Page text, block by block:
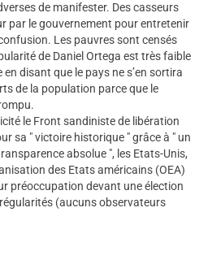
de manifester. Des casseurs
par le gouvernement pour entretenir
Les pauvres sont censés
de Daniel Ortega est très faible
disant que le pays ne s’en sortira
de la population parce que le
le Front sandiniste de libération
sa " victoire historique " grâce à " un
absolue ", les Etats-Unis,
des Etats américains (OEA)
préoccupation devant une élection
(aucuns observateurs